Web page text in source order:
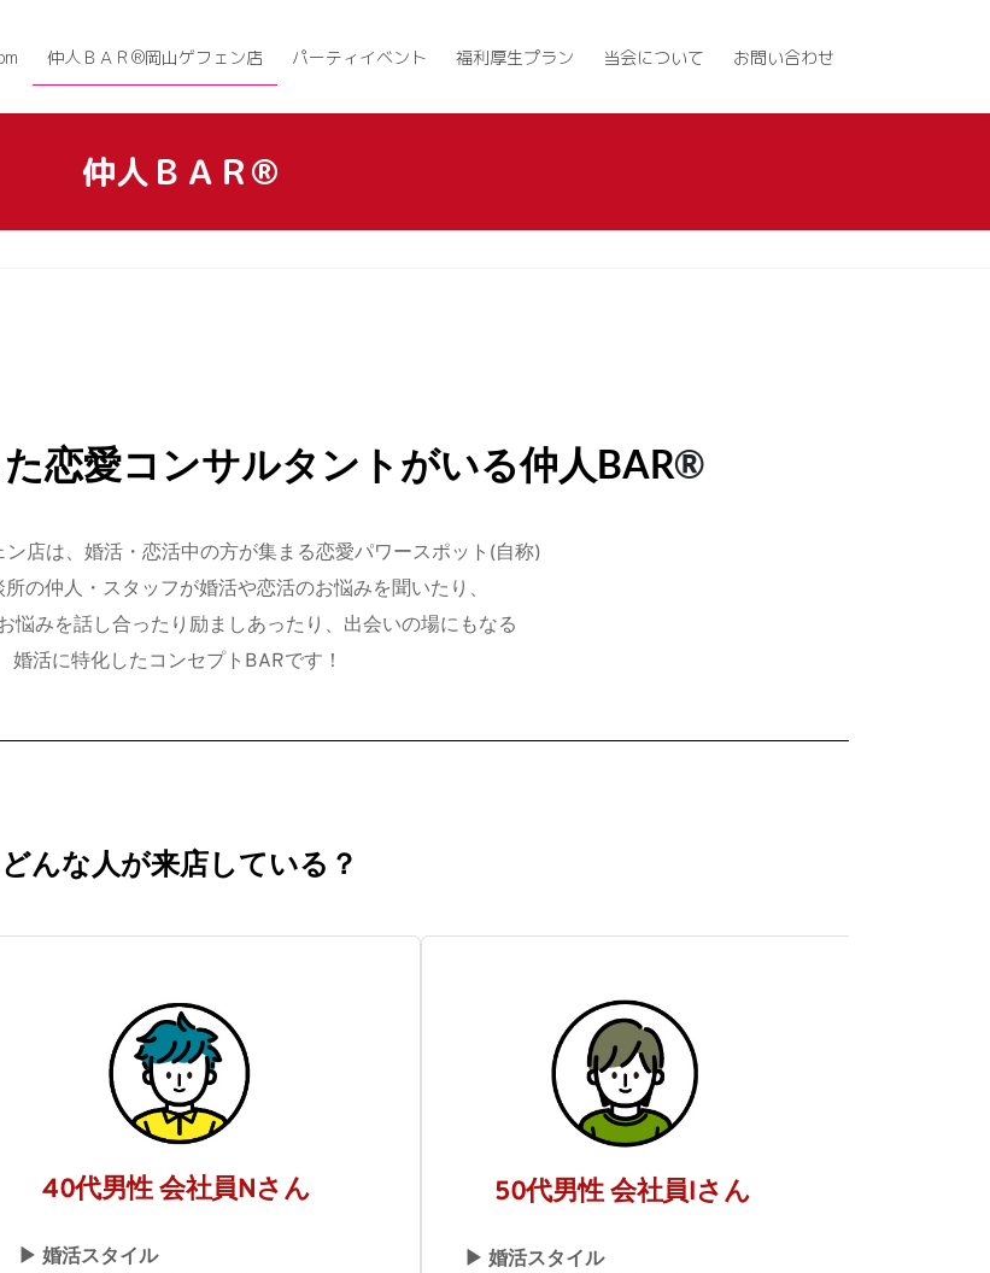
仲人ＢＡＲ®岡山ゲフェン店 パーティイベント 福利厚生プラン 当会について お問い合わせ
仲人ＢＡＲ®
恋愛コンサルタントがいる仲人BAR®︎
店は、婚活・恋活中の方が集まる恋愛パワースポット(自称)
の仲人・スタッフが婚活や恋活のお悩みを聞いたり、
悩みを話し合ったり励ましあったり、出会いの場にもなる
婚活に特化したコンセプトBARです！
どんな人が来店している？
40代男性 会社員Nさん
▶︎ 婚活スタイル
50代男性 会社員Iさん
▶︎ 婚活スタイル